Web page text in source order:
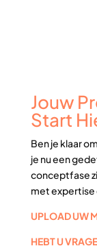
Jouw
Start
Ben je klaar
je nu een
conceptfase
met expertise
UPLOAD UW
HEBT U